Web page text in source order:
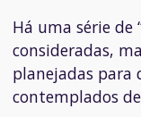
Há uma série de
consideradas,
planejadas para
contemplados